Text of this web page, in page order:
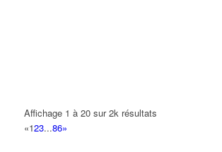
Affichage 1 à 20 sur 2k résultats
«123...86»